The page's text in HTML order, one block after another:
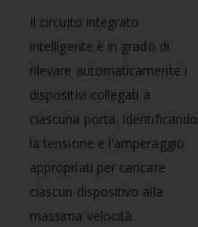
Il circuito integrato
intelligente è in grado di
rilevare automaticamente i
dispositivi collegati a
ciascuna porta, identificando
la tensione e l'amperaggio
appropriati per caricare
ciascun dispositivo alla
massima velocità.